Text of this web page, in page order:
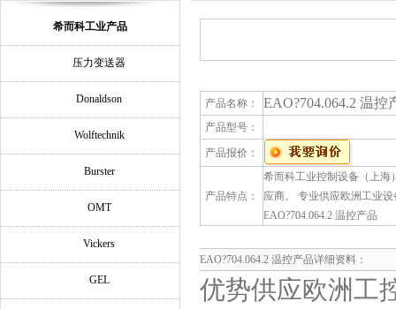
希而科工业产品
压力变送器
Donaldson
Wolftechnik
Burster
OMT
Vickers
GEL
产品名称： EAO?704.064.2 温控
产品型号：
产品报价：
产品特点：
希而科工业控制设备（上海
应商。 专业供应欧洲工业
EAO?704.064.2 温控产品
EAO?704.064.2 温控产品详细资料：
优势供应欧洲